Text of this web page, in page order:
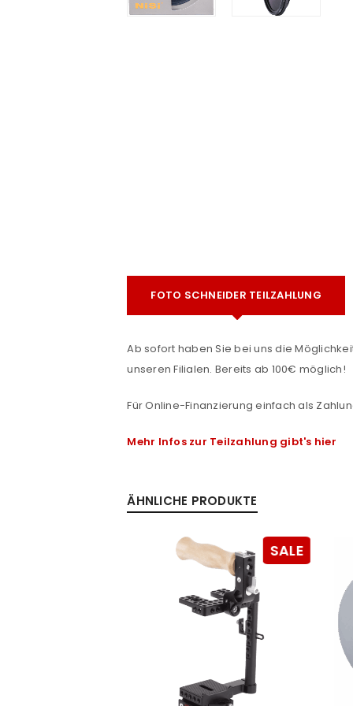
Benutzername oder E-Mail-
Passwort*
PASSWORT VERGESSEN?
FOTO SCHNEIDER TEILZAHLUNG
Ab sofort haben Sie bei uns die
unseren Filialen. Bereits ab 100€ möglich!
Für Online-Finanzierung einfach als
Mehr Infos zur Teilzahlung gibt's hier
ÄHNLICHE PRODUKTE
SALE